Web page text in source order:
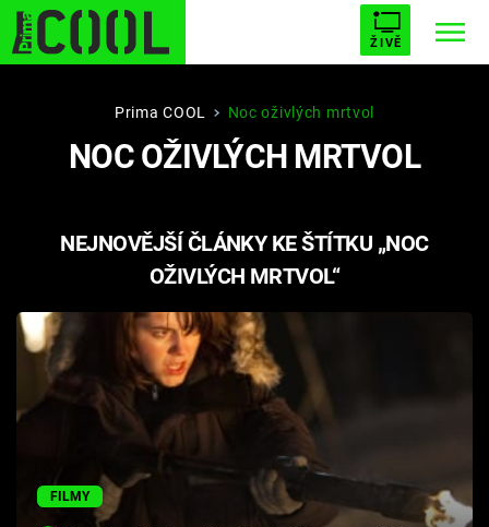
ŽIVĚ
STARHOUSE BUFFY, PŘEMOŽITELKA UPÍRŮ
ESCAPE PLNEJ KOTEL AVENGERS 5
Filmy
Seriály
Cool Esport
Prima COOL Noc oživlých mrtvol
NOC OŽIVLÝCH MRTVOL
NEJNOVĚJŠÍ ČLÁNKY KE ŠTÍTKU „NOC
OŽIVLÝCH MRTVOL“
FILMY